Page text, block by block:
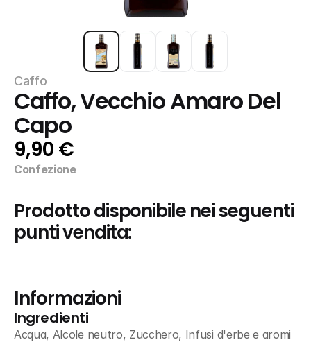
Caffo
Caffo, Vecchio Amaro Del
Capo
9,90 €
Confezione
Prodotto disponibile nei seguenti
punti vendita:
Informazioni
Ingredienti
Acqua, Alcole neutro, Zucchero, Infusi d'erbe e aromi